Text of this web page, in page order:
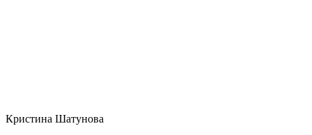
Кристина Шатунова